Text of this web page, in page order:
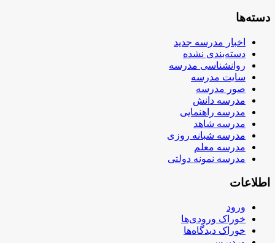
دسته‌ها
اخبار مدرسه جدید
دسته‌بندی نشده
روانشناسی مدرسه
سایت مدرسه
صور مدرسه
مدرسه دانش
مدرسه راهنمایی
مدرسه شاهد
مدرسه شبانه روزی
مدرسه معلم
مدرسه نمونه دولتی
اطلاعات
ورود
خوراک ورودی‌ها
خوراک دیدگاه‌ها